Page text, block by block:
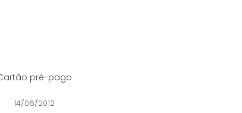
pré-pago
14/06/2012